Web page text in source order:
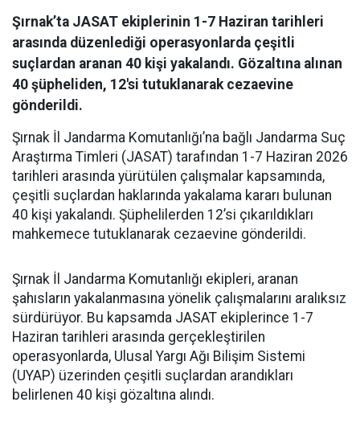
Şırnak’ta JASAT ekiplerinin 1-7 Haziran tarihleri
arasında düzenlediği operasyonlarda çeşitli
suçlardan aranan 40 kişi yakalandı. Gözaltına alınan
40 şüpheliden, 12'si tutuklanarak cezaevine
gönderildi.
Şırnak İl Jandarma Komutanlığı’na bağlı Jandarma Suç
Araştırma Timleri (JASAT) tarafından 1-7 Haziran 2026
tarihleri arasında yürütülen çalışmalar kapsamında,
çeşitli suçlardan haklarında yakalama kararı bulunan
40 kişi yakalandı. Şüphelilerden 12’si çıkarıldıkları
mahkemece tutuklanarak cezaevine gönderildi.
Şırnak İl Jandarma Komutanlığı ekipleri, aranan
şahısların yakalanmasına yönelik çalışmalarını aralıksız
sürdürüyor. Bu kapsamda JASAT ekiplerince 1-7
Haziran tarihleri arasında gerçekleştirilen
operasyonlarda, Ulusal Yargı Ağı Bilişim Sistemi
(UYAP) üzerinden çeşitli suçlardan arandıkları
belirlenen 40 kişi gözaltına alındı.